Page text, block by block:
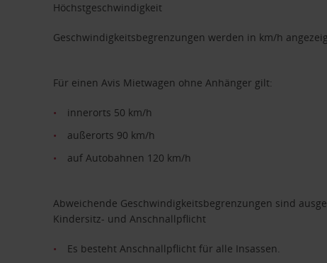
Höchstgeschwindigkeit
Geschwindigkeitsbegrenzungen werden in km/h
Für einen Avis Mietwagen ohne Anhänger gilt:
innerorts 50 km/h
außerorts 90 km/h
auf Autobahnen 120 km/h
Abweichende Geschwindigkeitsbegrenzungen sind
Kindersitz- und Anschnallpflicht
Es besteht Anschnallpflicht für alle Insassen.